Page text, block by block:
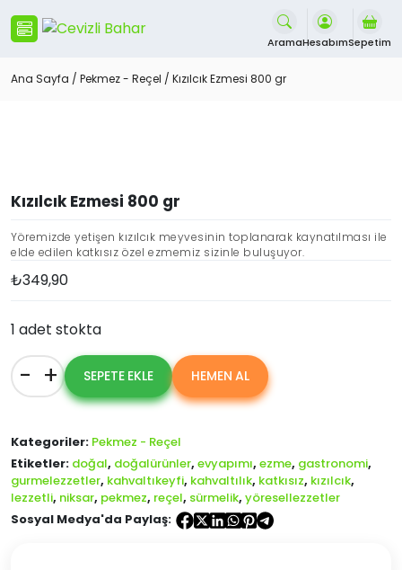
Geç
AramaHesabımSepetim
Ana Sayfa / Pekmez - Reçel / Kızılcık Ezmesi 800 gr
Kızılcık Ezmesi 800 gr
Yöremizde yetişen kızılcık meyvesinin toplanarak kaynatılması ile
elde edilen katkısız özel ezmemiz sizinle buluşuyor.
₺349,90
1 adet stokta
Kızılcık
Ezmesi
gr
adet
+
- SEPETE EKLE HEMEN AL
Kategoriler: Pekmez - Reçel
Etiketler: doğal, doğalürünler, evyapımı, ezme, gastronomi,
gurmelezzetler, kahvaltıkeyfi, kahvaltılık, katkısız, kızılcık,
lezzetli, niksar, pekmez, reçel, sürmelik, yöresellezzetler
Sosyal Medya'da Paylaş: